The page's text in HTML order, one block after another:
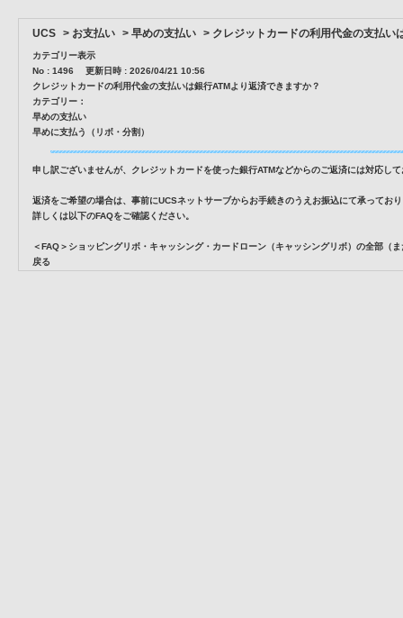
UCS > お支払い > 早めの支払い > クレジットカードの利用代金の支払い
カテゴリー表示
No : 1496
更新日時 : 2026/04/21 10:56
クレジットカードの利用代金の支払いは銀行ATMより返済できますか？
カテゴリー：
早めの支払い
早めに支払う（リボ・分割）
申し訳ございませんが、クレジットカードを使った銀行ATMなどからのご返済には対応し
返済をご希望の場合は、事前にUCSネットサーブからお手続きのうえお振込にて承ってお
詳しくは以下のFAQをご確認ください。
＜FAQ＞ショッピングリボ・キャッシング・カードローン（キャッシングリボ）の全部（
戻る